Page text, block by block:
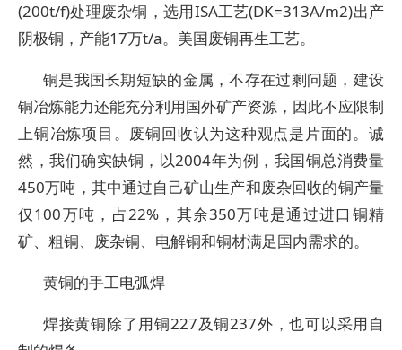
(200t/f)处理废杂铜，选用ISA工艺(DK=313A/m2)出产
阴极铜，产能17万t/a。美国废铜再生工艺。
铜是我国长期短缺的金属，不存在过剩问题，建设
铜冶炼能力还能充分利用国外矿产资源，因此不应限制
上铜冶炼项目。废铜回收认为这种观点是片面的。诚
然，我们确实缺铜，以2004年为例，我国铜总消费量
450万吨，其中通过自己矿山生产和废杂回收的铜产量
仅100万吨，占22%，其余350万吨是通过进口铜精
矿、粗铜、废杂铜、电解铜和铜材满足国内需求的。
黄铜的手工电弧焊
焊接黄铜除了用铜227及铜237外，也可以采用自